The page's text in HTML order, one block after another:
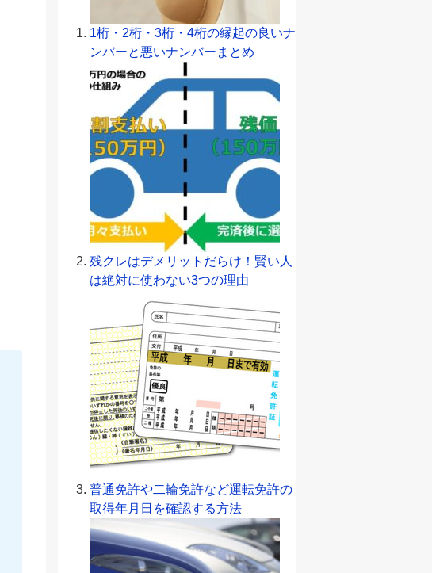
1桁・2桁・3桁・4桁の縁起の良いナ
ンバーと悪いナンバーまとめ
残クレはデメリットだらけ！賢い人
は絶対に使わない3つの理由
普通免許や二輪免許など運転免許の
取得年月日を確認する方法